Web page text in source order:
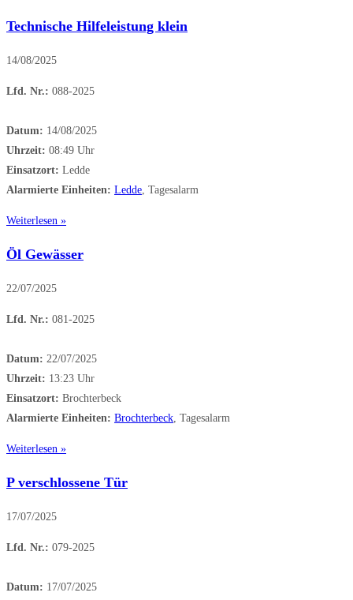
Technische Hilfeleistung klein
14/08/2025
Lfd. Nr.: 088-2025
Datum: 14/08/2025
Uhrzeit: 08:49 Uhr
Einsatzort: Ledde
Alarmierte Einheiten: Ledde, Tagesalarm
Weiterlesen »
Öl Gewässer
22/07/2025
Lfd. Nr.: 081-2025
Datum: 22/07/2025
Uhrzeit: 13:23 Uhr
Einsatzort: Brochterbeck
Alarmierte Einheiten: Brochterbeck, Tagesalarm
Weiterlesen »
P verschlossene Tür
17/07/2025
Lfd. Nr.: 079-2025
Datum: 17/07/2025